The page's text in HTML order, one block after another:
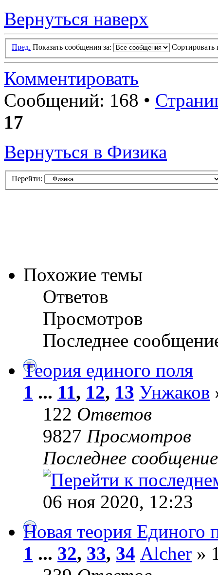
Вернуться наверх
Пред. Показать сообщения за: Сортировать
Комментировать
Сообщений: 168 •
17
Вернуться в Физика
Перейти:
Похожие темы
Ответов
Просмотров
Последнее
Теория единого поля
1 ... 11, 12, 13 Унжаков
122 Ответов
9827 Просмотров
Последнее
06 ноя 2020, 12:23
Новая теория Единого
1 ... 32, 33, 34 Alcher »